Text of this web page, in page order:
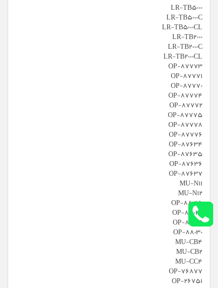
LR-TB5000
LR-TB5000C
LR-TB5000CL
LR-TB2000
LR-TB2000C
LR-TB2000CL
OP-87773
OP-87771
OP-87770
OP-87774
OP-87772
OP-87775
OP-87778
OP-87776
OP-87634
OP-87635
OP-87636
OP-87637
MU-N11
MU-N12
OP-88025
OP-88026
OP-88029
OP-88030
MU-CB4
MU-CB2
MU-CC4
OP-76877
OP-26751